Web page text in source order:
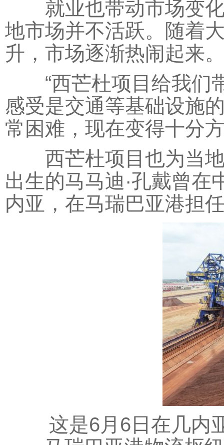
就业也带动市场变化
地市场并不活跃。随着
升，市场逐渐热闹起来
“西芒杜项目给我们带
感受是交通等基础设施
常困难，现在变得十分
西芒杜项目也为当地
出生的马马迪·孔戴曾
内亚，在马瑞巴亚港担
这是6月6日在几内亚